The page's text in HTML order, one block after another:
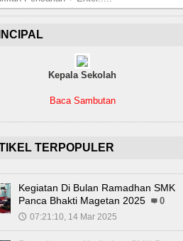
Kepala Sekolah
Baca Sambutan
TERPOPULER
Kegiatan Di Bulan Ramadhan SMK
Panca Bhakti Magetan 2025
0
🕔 07:21:10, 14 Mar 2025